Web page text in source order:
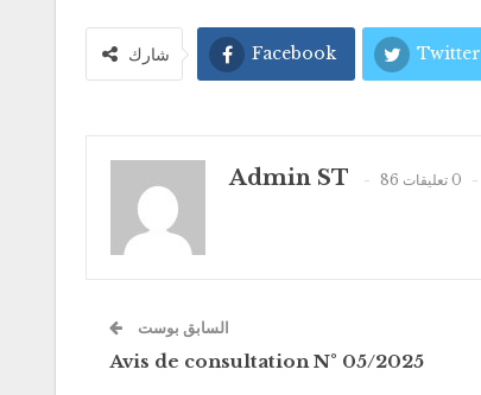
شارك Facebook Twitter
Admin ST 0 تعليقات
السابق بوست
Avis de consultation N° 05/2025